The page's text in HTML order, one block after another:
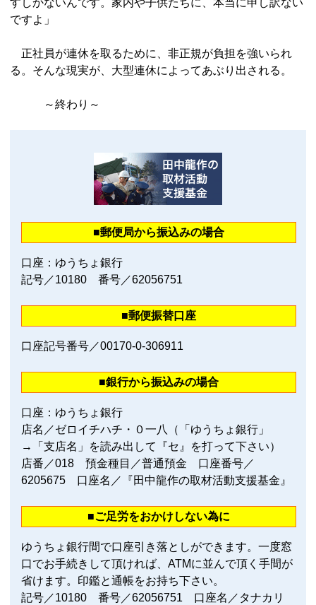
すしかないんです。家内や子供たちに、本当に申し訳ない
ですよ」
正社員が連休を取るために、非正規が負担を強いられ
る。そんな現実が、大型連休によってあぶり出される。
～終わり～
■郵便局から振込みの場合
口座：ゆうちょ銀行
記号／10180 番号／62056751
■郵便振替口座
口座記号番号／00170‐0‐306911
■銀行から振込みの場合
口座：ゆうちょ銀行
店名／ゼロイチハチ・０一八（「ゆうちょ銀行」
→「支店名」を読み出して『セ』を打って下さい）
店番／018 預金種目／普通預金 口座番号／
6205675 口座名／『田中龍作の取材活動支援基金』
■ご足労をおかけしない為に
ゆうちょ銀行間で口座引き落としができます。一度窓
口でお手続きして頂ければ、ATMに並んで頂く手間が
省けます。印鑑と通帳をお持ち下さい。
記号／10180 番号／62056751 口座名／タナカリ